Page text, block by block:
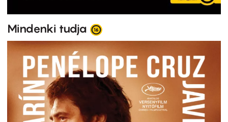
Mindenki tudja